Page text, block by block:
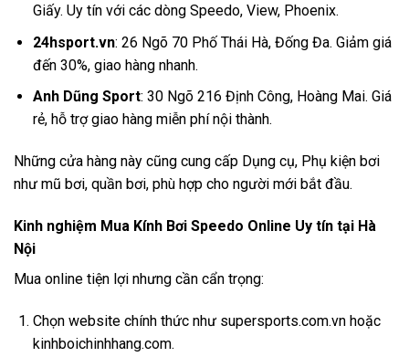
Giấy. Uy tín với các dòng Speedo, View, Phoenix.
24hsport.vn: 26 Ngõ 70 Phố Thái Hà, Đống Đa. Giảm giá
đến 30%, giao hàng nhanh.
Anh Dũng Sport: 30 Ngõ 216 Định Công, Hoàng Mai. Giá
rẻ, hỗ trợ giao hàng miễn phí nội thành.
Những cửa hàng này cũng cung cấp Dụng cụ, Phụ kiện bơi
như mũ bơi, quần bơi, phù hợp cho người mới bắt đầu.
Kinh nghiệm Mua Kính Bơi Speedo Online Uy tín tại Hà
Nội
Mua online tiện lợi nhưng cần cẩn trọng:
Chọn website chính thức như supersports.com.vn hoặc
kinhboichinhhang.com.